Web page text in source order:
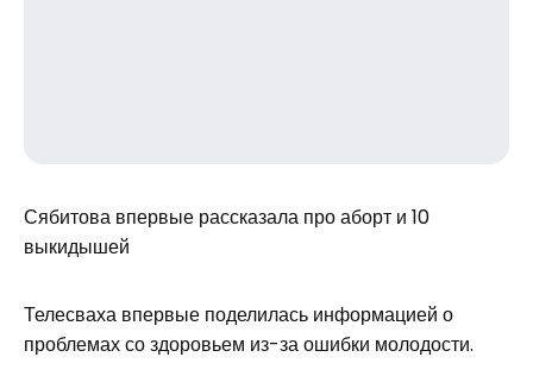
Сябитова впервые рассказала про аборт и 10
выкидышей
Телесваха впервые поделилась информацией о
проблемах со здоровьем из-за ошибки молодости.